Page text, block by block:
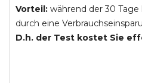
Vorteil: während der 30
durch eine
D.h. der Test kostet Sie